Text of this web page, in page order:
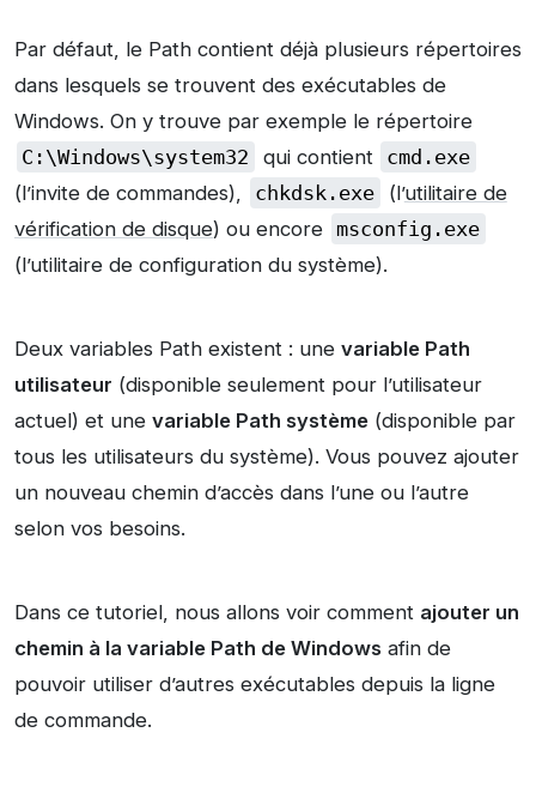
Par défaut, le Path contient déjà plusieurs répertoires
dans lesquels se trouvent des exécutables de
Windows. On y trouve par exemple le répertoire
C:\Windows\system32
qui contient cmd.exe
(l’invite de commandes),
chkdsk.exe (l’utilitaire de
vérification de disque) ou encore msconfig.exe
(l’utilitaire de configuration du système).
Deux variables Path existent : une variable Path
utilisateur (disponible seulement pour l’utilisateur
actuel) et une variable Path système (disponible par
tous les utilisateurs du système). Vous pouvez ajouter
un nouveau chemin d’accès dans l’une ou l’autre
selon vos besoins.
Dans ce tutoriel, nous allons voir comment ajouter un
chemin à la variable Path de Windows afin de
pouvoir utiliser d’autres exécutables depuis la ligne
de commande.